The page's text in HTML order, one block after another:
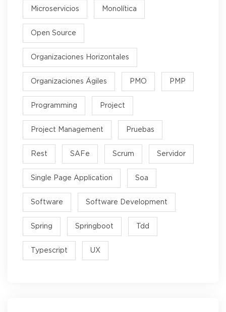
Microservicios Monolítica
Open Source
Organizaciones Horizontales
Organizaciones Ágiles PMO PMP
Programming Project
Project Management Pruebas
Rest SAFe Scrum Servidor
Single Page Application Soa
Software Software Development
Spring Springboot Tdd
Typescript UX